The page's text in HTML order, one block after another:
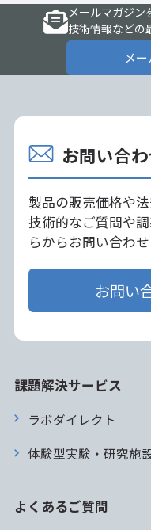
メールマガジン
技術情報などの
メ
お問い合
製品の販売価格や
技術的なご質問や
らからお問い合わせ
お問い
課題解決サービス
ラボダイレクト
体験型実験・研究施
よくあるご質問